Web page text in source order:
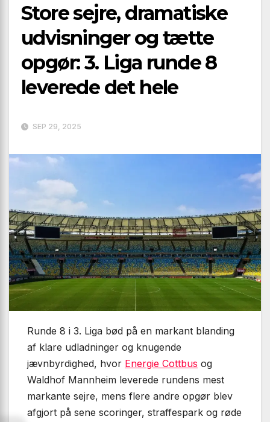
Store sejre, dramatiske
udvisninger og tætte
opgør: 3. Liga runde 8
leverede det hele
SEP 29, 2025
Runde 8 i 3. Liga bød på en markant blanding
af klare udladninger og knugende
jævnbyrdighed, hvor Energie Cottbus og
Waldhof Mannheim leverede rundens mest
markante sejre, mens flere andre opgør blev
afgjort på sene scoringer, straffespark og røde